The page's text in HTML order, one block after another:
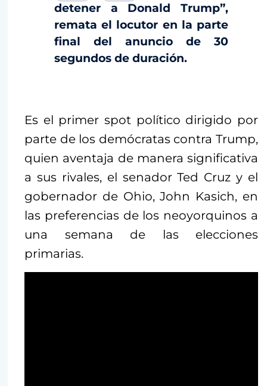
detener a Donald Trump”,
remata el locutor en la parte
final del anuncio de 30
segundos de duración.
Es el primer spot político dirigido por
parte de los demócratas contra Trump,
quien aventaja de manera significativa
a sus rivales, el senador Ted Cruz y el
gobernador de Ohio, John Kasich, en
las preferencias de los neoyorquinos a
una semana de las elecciones
primarias.